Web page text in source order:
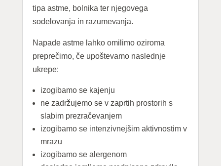
tipa astme, bolnika ter njegovega
sodelovanja in razumevanja.
Napade astme lahko omilimo oziroma
preprečimo, če upoštevamo naslednje
ukrepe:
izogibamo se kajenju
ne zadržujemo se v zaprtih prostorih s
slabim prezračevanjem
izogibamo se intenzivnejšim aktivnostim v
mrazu
izogibamo se alergenom